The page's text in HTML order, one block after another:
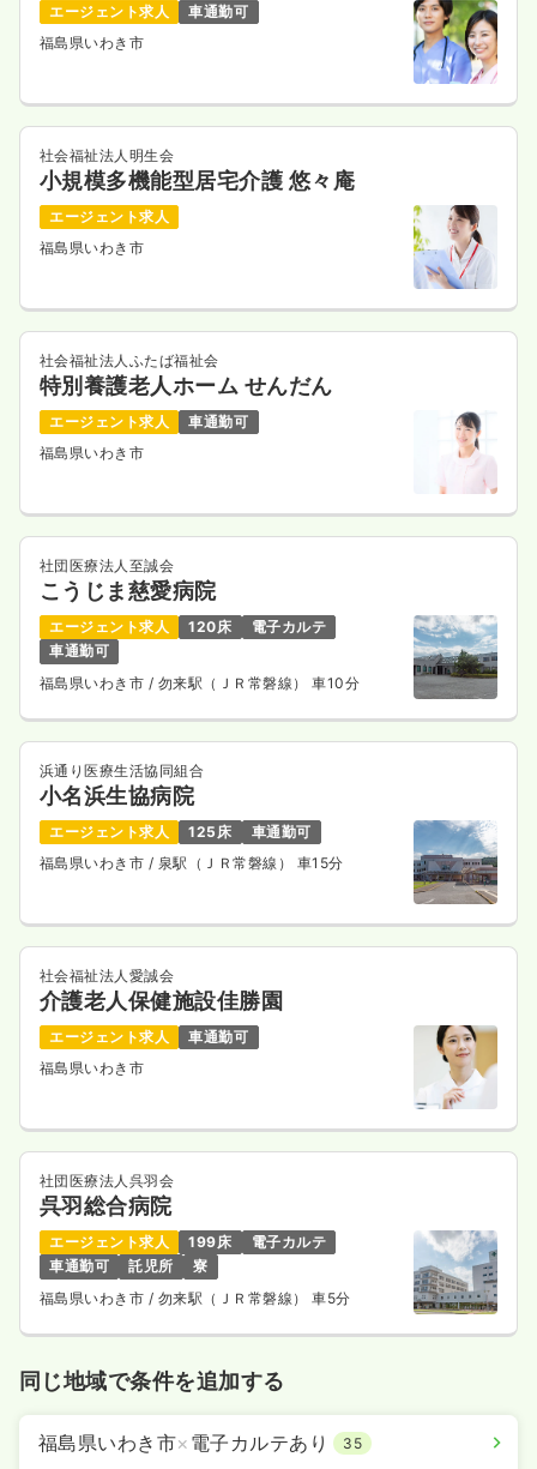
エージェント求人
車通勤可
福島県いわき市
社会福祉法人明生会
小規模多機能型居宅介護 悠々庵
エージェント求人
福島県いわき市
社会福祉法人ふたば福祉会
特別養護老人ホーム せんだん
エージェント求人
車通勤可
福島県いわき市
社団医療法人至誠会
こうじま慈愛病院
エージェント求人 120床
電子カルテ
車通勤可
福島県いわき市 / 勿来駅（ＪＲ常磐線） 車10分
浜通り医療生活協同組合
小名浜生協病院
エージェント求人 125床
車通勤可
福島県いわき市 / 泉駅（ＪＲ常磐線） 車15分
社会福祉法人愛誠会
介護老人保健施設佳勝園
エージェント求人
車通勤可
福島県いわき市
社団医療法人呉羽会
呉羽総合病院
エージェント求人 199床
電子カルテ
車通勤可
託児所
寮
福島県いわき市 / 勿来駅（ＪＲ常磐線） 車5分
同じ地域で条件を追加する
福島県いわき市× 電子カルテあり 35